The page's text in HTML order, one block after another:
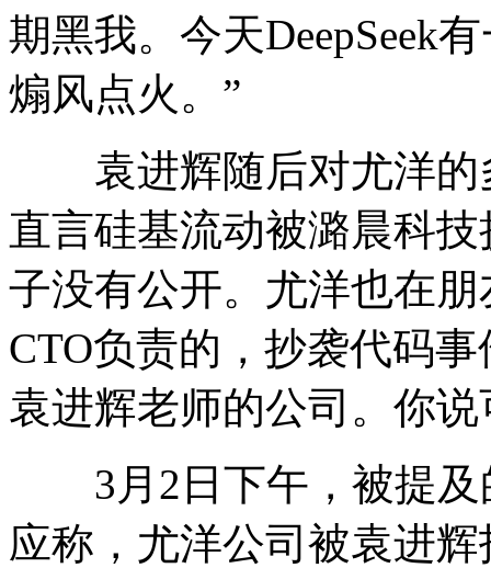
期黑我。今天DeepSeek
煽风点火。”
袁进辉随后对尤洋的
直言硅基流动被潞晨科
子没有公开。尤洋也在
CTO负责的，抄袭代码
袁进辉老师的公司。你说
3月2日下午，被提及
应称，尤洋公司被袁进